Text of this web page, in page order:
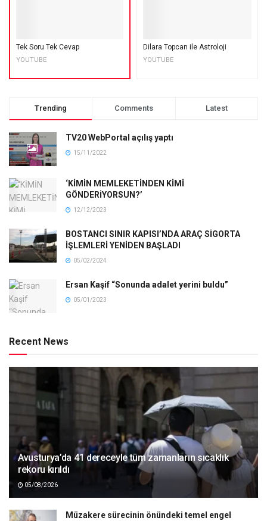
Tek Soru Tek Cevap
YOUTUBE
Dilara Topcan ile Astroloji
YOUTUBE
Trending Comments Latest
TV20 WebPortal açılış yaptı
15/11/2022
‘KİMİN MEMLEKETİNDEN KİMİ
GÖNDERİYORSUN?’
12/12/2023
BOSTANCI SINIR KAPISI’NDA ARAÇ SİGORTA
İŞLEMLERİ YENİDEN BAŞLADI
05/02/2024
Ersan Kaşif “Sonunda adalet yerini buldu”
05/01/2023
Recent News
Avusturya’da 41 dereceyle tüm zamanların sıcaklık
rekoru kırıldı
05/08/2026
Müzakere sürecinin önündeki temel engel